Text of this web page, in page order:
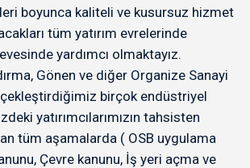
boyunca kaliteli ve kusursuz hizmet
tüm yatırım evrelerinde
yardımcı olmaktayız.
Gönen ve diğer Organize Sanayi
birçok endüstriyel
yatırımcılarımızın tahsisten
tüm aşamalarda ( OSB uygulama
Çevre kanunu, İş yeri açma ve